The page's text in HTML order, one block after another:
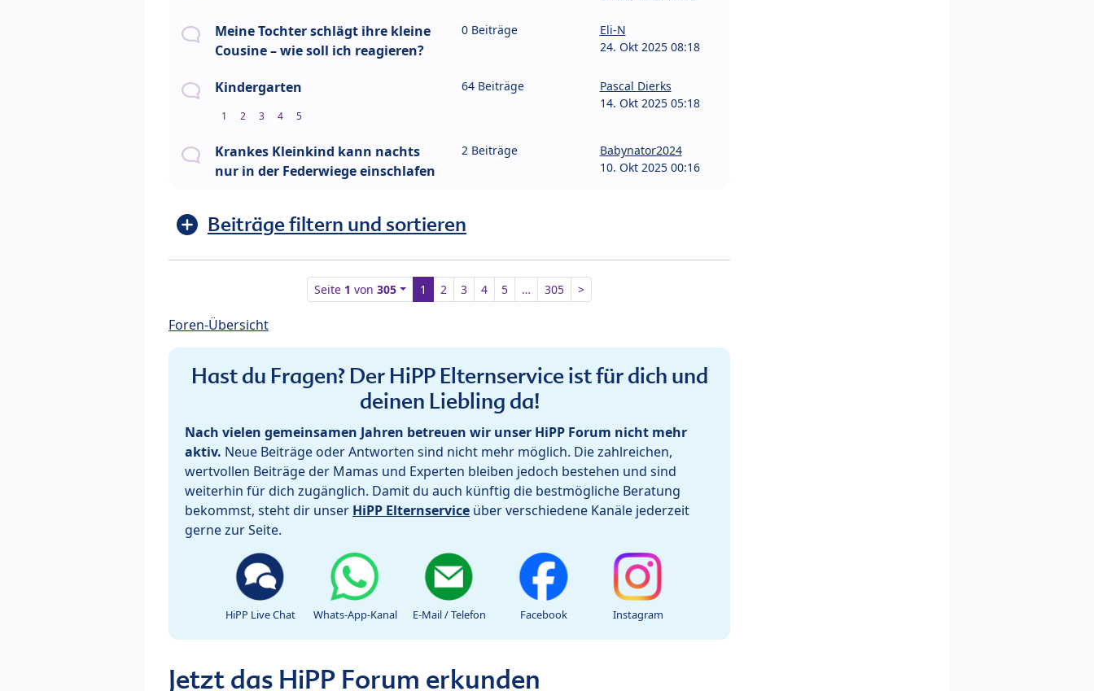
Meine Tochter schlägt ihre kleine
Cousine – wie soll ich reagieren?
0 Beiträge
Eli-N
24. Okt 2025 08:18
Kindergarten
1 2 3 4 5
64 Beiträge
Pascal Dierks
14. Okt 2025 05:18
Krankes Kleinkind kann nachts
nur in der Federwiege einschlafen
2 Beiträge
Babynator2024
10. Okt 2025 00:16
Beiträge filtern und sortieren
Seite 1 von305 1 2 3 4 5 … 305 >
Foren-Übersicht
Hast du Fragen? Der HiPP Elternservice ist für dich und
deinen Liebling da!
Nach vielen gemeinsamen Jahren betreuen wir unser HiPP Forum nicht mehr
aktiv. Neue Beiträge oder Antworten sind nicht mehr möglich. Die zahlreichen,
wertvollen Beiträge der Mamas und Experten bleiben jedoch bestehen und sind
weiterhin für dich zugänglich. Damit du auch künftig die bestmögliche Beratung
bekommst, steht dir unser HiPP Elternservice über verschiedene Kanäle jederzeit
gerne zur Seite.
HiPP Live Chat Whats-App-Kanal E-Mail / Telefon Facebook Instagram
Jetzt das HiPP Forum erkunden